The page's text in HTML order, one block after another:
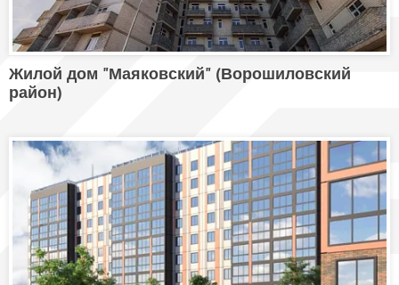
Жилой дом "Маяковский" (Ворошиловский
район)